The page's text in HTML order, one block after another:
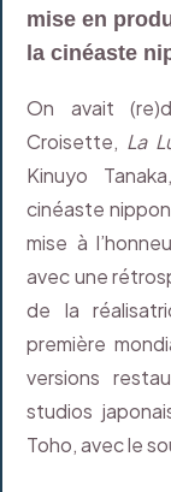
mise en
la cinéaste
On avait
Croisette, La
Kinuyo
cinéaste
mise à
avec une
de la
première
versions
studios
Toho, avec le